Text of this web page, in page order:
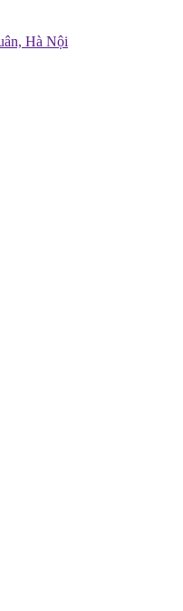
Hà Nội